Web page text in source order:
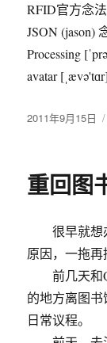
RFID官方念
JSON (jason)
Processing
avatar
发
2011年9月15日
重回图
很早就想
原因，一拖再
前几天和
的地方离图
日常议程。